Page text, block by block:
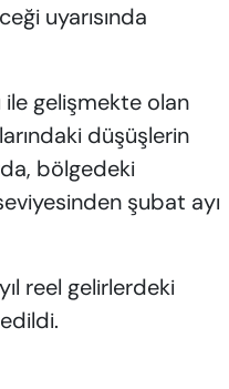
uyarısında
ile gelişmekte olan
düşüşlerin
bölgedeki
şubat ayı
reel gelirlerdeki